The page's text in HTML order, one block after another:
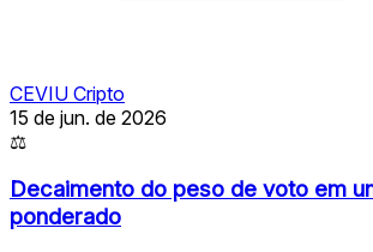
CEVIU Cripto
15 de jun. de 2026
⚖
Decaimento do peso de voto em
ponderado